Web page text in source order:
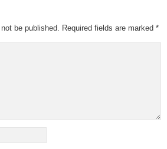
be published. Required fields are marked *